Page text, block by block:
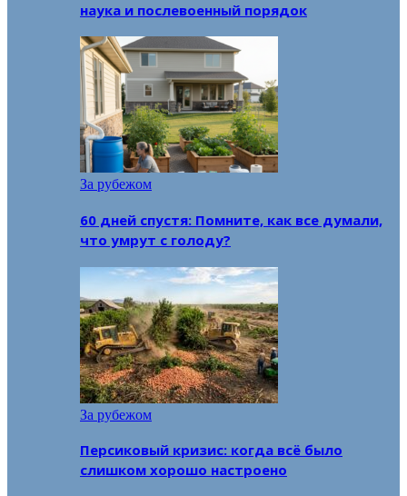
наука и послевоенный порядок
За рубежом
60 дней спустя: Помните, как все думали,
что умрут с голоду?
За рубежом
Персиковый кризис: когда всё было
слишком хорошо настроено